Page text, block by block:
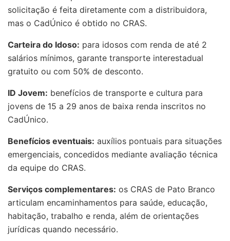
solicitação é feita diretamente com a distribuidora,
mas o CadÚnico é obtido no CRAS.
Carteira do Idoso: para idosos com renda de até 2
salários mínimos, garante transporte interestadual
gratuito ou com 50% de desconto.
ID Jovem: benefícios de transporte e cultura para
jovens de 15 a 29 anos de baixa renda inscritos no
CadÚnico.
Benefícios eventuais: auxílios pontuais para situações
emergenciais, concedidos mediante avaliação técnica
da equipe do CRAS.
Serviços complementares: os CRAS de Pato Branco
articulam encaminhamentos para saúde, educação,
habitação, trabalho e renda, além de orientações
jurídicas quando necessário.